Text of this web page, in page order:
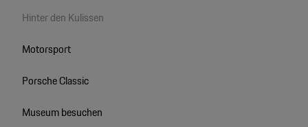
Hinter den Kulissen
Motorsport
Porsche Classic
Museum besuchen